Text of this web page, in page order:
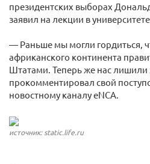
президентских выборах
заявил на лекции в
— Раньше мы могли гордиться,
африканского континента
Штатами. Теперь же нас
прокомментировал свой
новостному каналу eNCA.
источник: static.life.ru